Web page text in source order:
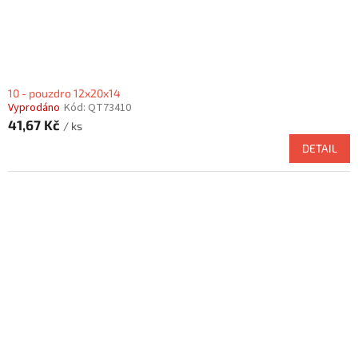
10 - pouzdro 12x20x14
Vyprodáno Kód: QT73410
41,67 Kč / ks
DETAIL